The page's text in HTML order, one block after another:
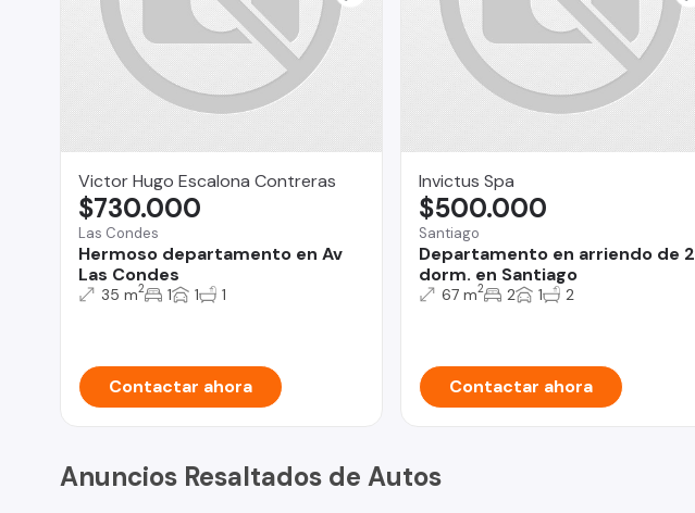
Victor Hugo Escalona Contreras
Las Condes
Hermoso departamento en Av
Las Condes
$730.000
35 m2 1 1 1
Contactar ahora
Invictus Spa
Santiago
Departamento en arriendo de 2
dorm. en Santiago
$500.000
67 m2 2 1 2
Contactar ahora
Anuncios Resaltados de Autos